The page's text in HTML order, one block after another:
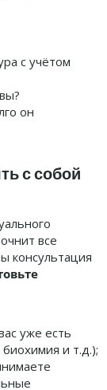
с учётом
он
с собой
все
консультация
уже есть
и т.д.);